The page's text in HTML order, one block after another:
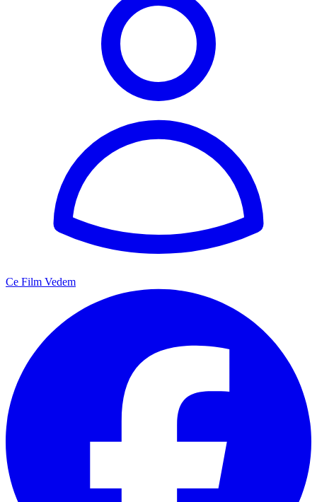
Ce Film Vedem